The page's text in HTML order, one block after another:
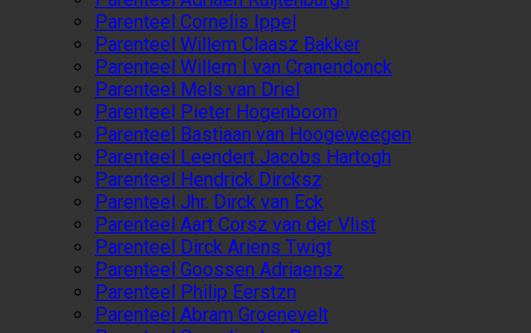
Parenteel Cornelis Ippel
Parenteel Willem Claasz Bakker
Parenteel Willem I van Cranendonck
Parenteel Mels van Driel
Parenteel Pieter Hogenboom
Parenteel Bastiaan van Hoogeweegen
Parenteel Leendert Jacobs Hartogh
Parenteel Hendrick Dircksz
Parenteel Jhr. Dirck van Eck
Parenteel Aart Corsz van der Vlist
Parenteel Dirck Ariens Twigt
Parenteel Goossen Adriaensz
Parenteel Philip Eerstzn
Parenteel Abram Groenevelt